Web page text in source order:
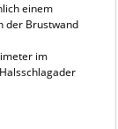
einem
der Brustwand
im